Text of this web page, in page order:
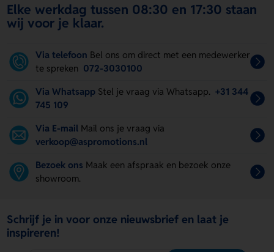
Elke werkdag tussen 08:30 en 17:30 staan
wij voor je klaar.
Via telefoon Bel ons om direct met een medewerker
te spreken 072-3030100
Via Whatsapp Stel je vraag via Whatsapp. +31 344
745 109
Via E-mail Mail ons je vraag via
verkoop@aspromotions.nl
Bezoek ons Maak een afspraak en bezoek onze
showroom.
Schrijf je in voor onze nieuwsbrief en laat je
inspireren!